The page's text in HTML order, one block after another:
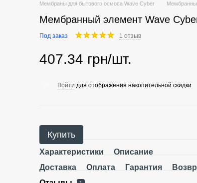
Мембраны для бытового осмоса Wave Cyber
Мембранный элемент Wave
Под заказ 1 отзыв
407.34 грн/шт.
Войти для отображения накопительной скидки
Купить
Характеристики
Описание
Доставка
Оплата Гарантия